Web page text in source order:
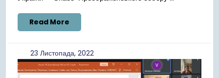
Read More
More
23 Листопада, 202223
Листопада,
2022